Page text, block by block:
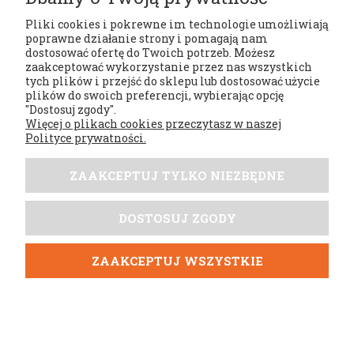
dane pozyskane z umieszczanych na
Twoim urządzeniu plików cookies.
Dane te są zbierane na wszystkich
stronach, na których zezwoliłeś na
używanie cookies do celów
reklamowych przez Google (w tym na
naszej Stronie Internetowej), a także z
reklam, w które kliknąłeś. Google
korzysta z tych informacji w celu
odwiedzanych przez Ciebie stronach.
Zazwyczaj pliki cookies pochodzące
od Google wygasają po 3 miesiącach.
My jako reklamodawcy korzystający z
usług Google nie mamy dostępu do
danych z ciasteczek zapisanych na
Twoim urządzeniu, ale możemy
zlecać reklamy do grup odbiorców o
Pliki cookies i pokrewne im technologie umożliwiają
poprawne działanie strony i pomagają nam
dostosować ofertę do Twoich potrzeb. Możesz
zaakceptować wykorzystanie przez nas wszystkich
tych plików i przejść do sklepu lub dostosować użycie
plików do swoich preferencji, wybierając opcję
"Dostosuj zgody".
Więcej o plikach cookies przeczytasz w naszej
Polityce prywatności.
ZAAKCEPTUJ TYLKO NIEZBĘDNE
DOSTOSUJ ZGODY
ZAAKCEPTUJ WSZYSTKIE